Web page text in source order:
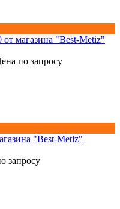
по запросу
запросу